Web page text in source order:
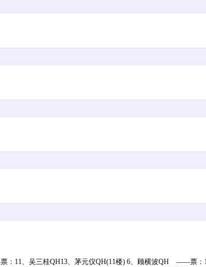
11、吴三桂QH13、茅元仪QH(11楼) 6、顾横波QH ——票